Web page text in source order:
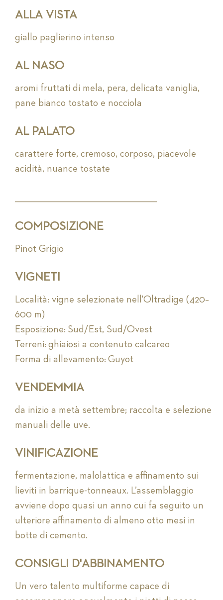
ALLA VISTA
giallo paglierino intenso
AL NASO
aromi fruttati di mela, pera, delicata vaniglia,
pane bianco tostato e nocciola
AL PALATO
carattere forte, cremoso, corposo, piacevole
acidità, nuance tostate
COMPOSIZIONE
Pinot Grigio
VIGNETI
Località: vigne selezionate nell'Oltradige (420–
600 m)
Esposizione: Sud/Est, Sud/Ovest
Terreni: ghiaiosi a contenuto calcareo
Forma di allevamento: Guyot
VENDEMMIA
da inizio a metà settembre; raccolta e selezione
manuali delle uve.
VINIFICAZIONE
fermentazione, malolattica e affinamento sui
lieviti in barrique-tonneaux. L’assemblaggio
avviene dopo quasi un anno cui fa seguito un
ulteriore affinamento di almeno otto mesi in
botte di cemento.
CONSIGLI D'ABBINAMENTO
Un vero talento multiforme capace di